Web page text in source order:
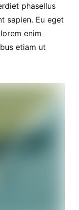
phasellus
sapien. Eu eget
enim
etiam ut